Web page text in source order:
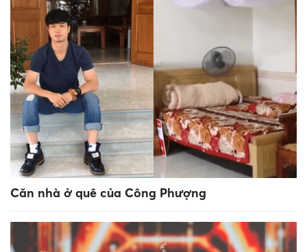
Căn nhà ở quê của Công Phượng